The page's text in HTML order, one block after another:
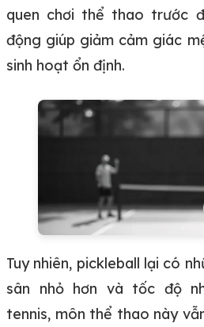
quen chơi thể thao trước
động giúp giảm cảm giác
sinh hoạt ổn định.
Tuy nhiên, pickleball lại có
sân nhỏ hơn và tốc độ
tennis, môn thể thao này